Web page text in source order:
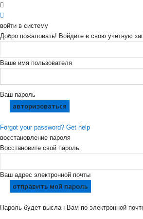
войти в систему
Добро пожаловать! Войдите в свою учётную
Ваше имя пользователя
Ваш пароль
Forgot your password? Get help
восстановление пароля
Восстановите свой пароль
Ваш адрес электронной почты
Пароль будет выслан Вам по электронной